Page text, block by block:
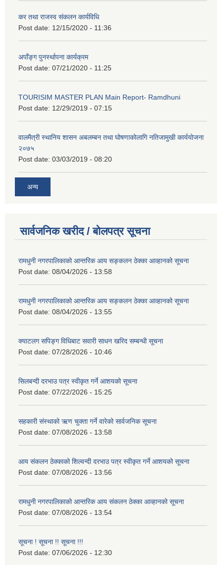
कर तथा राजस्व संकलन कार्यविधि
Post date: 12/15/2020 - 11:36
अपाँङ्ग पुनर्स्थापना कार्यक्रम
Post date: 07/21/2020 - 11:25
TOURISIM MASTER PLAN Main Report- Ramdhuni
Post date: 12/29/2019 - 07:15
वालमैत्री स्थानिय शासन अबलम्बन तथा घोषणाकोलागि नतिजामुखी कार्ययोजना
२०७५
Post date: 03/03/2019 - 08:20
अन्य
सार्वजनिक खरीद / बोलपत्र सूचना
रामधुनी नगरपालिकाको आन्तरिक आय सङ्कलन ठेक्का आव्हानको सूचना
Post date: 08/04/2026 - 13:58
रामधुनी नगरपालिकाको आन्तरिक आय सङ्कलन ठेक्का आव्हानको सूचना
Post date: 08/04/2026 - 13:55
क्याटलग सपिङ्ग विधिबाट सवारी साधन खरिद सम्बन्धी सूचना
Post date: 07/28/2026 - 10:46
सिलबन्दी दरभाउ पत्र स्वीकृत गर्ने आशयको सूचना
Post date: 07/22/2026 - 15:25
सहकारी संस्थाको ऋण चुक्ता गर्ने वारेको सार्वजनिक सूचना
Post date: 07/08/2026 - 13:58
आय संकलन ठेक्काको शिल्वन्दी दरभाउ पत्र स्वीकृत गर्ने आशयको सूचना
Post date: 07/08/2026 - 13:56
रामधुनी नगरपालिकाको आन्तरिक आय संकलन ठेक्का आव्हानको सूचना
Post date: 07/08/2026 - 13:54
सूचना ! सूचना !! सूचना !!!
Post date: 07/06/2026 - 12:30